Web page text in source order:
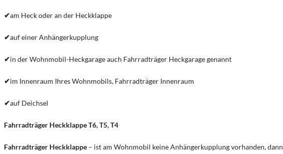
✔am Heck oder an der Heckklappe
✔auf einer Anhängerkupplung
✔in der Wohnmobil-Heckgarage auch Fahrradträger Heckgarage genannt
✔im Innenraum Ihres Wohnmobils, Fahrradträger Innenraum
✔auf Deichsel
Fahrradträger Heckklappe T6, T5, T4
Fahrradträger Heckklappe – ist am Wohnmobil keine Anhängerkupplung vorhanden,